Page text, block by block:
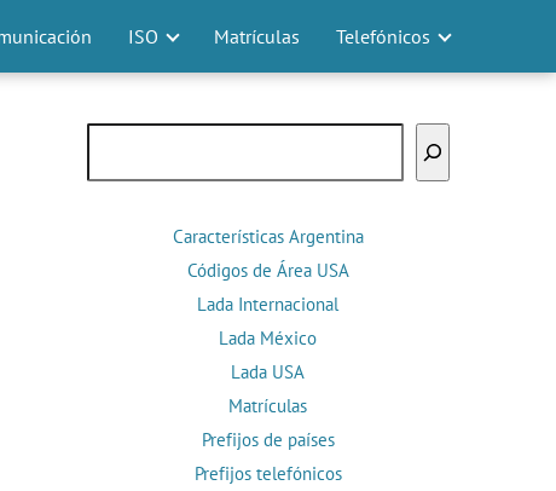
ISO Matrículas Telefónicos
Características Argentina
Códigos de Área USA
Lada Internacional
Lada México
Lada USA
Matrículas
Prefijos de países
Prefijos telefónicos